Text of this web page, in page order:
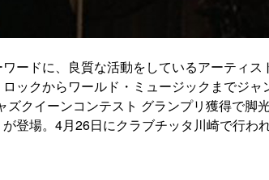
ワードに、良質な活動をしているアーティ
ックからワールド・ミュージックまでジ
クイーンコンテスト グランプリ獲得で脚
登場。4月26日にクラブチッタ川崎で行わ